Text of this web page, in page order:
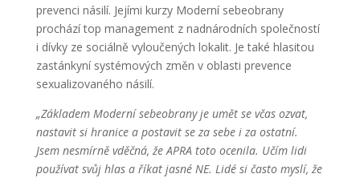
prevenci násilí. Jejími kurzy Moderní sebeobrany
prochází top management z nadnárodních společností
i dívky ze sociálně vyloučených lokalit. Je také hlasitou
zastánkyní systémových změn v oblasti prevence
sexualizovaného násilí.
„Základem Moderní sebeobrany je umět se včas ozvat,
nastavit si hranice a postavit se za sebe i za ostatní.
Jsem nesmírně vděčná, že APRA toto ocenila. Učím lidi
používat svůj hlas a říkat jasné NE. Lidé si často myslí, že